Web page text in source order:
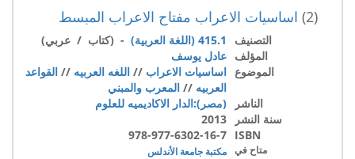
(2) اساسيات الاعراب مفتاح الاعراب المبسط
التصنيف 415.1 (اللغة العربية)
- (كتاب / عربي)
المؤلف عادل يوسف
الموضوع اساسيات الاعراب // اللغه العربيه // القواعد
العربيه // المعرب والمبني
الناشر
(مصر):الدار الاكاديميه للعلوم
سنة النشر
2013
ISBN
978-977-6302-16-7
متاح في مكتبة جامعة الأندلس